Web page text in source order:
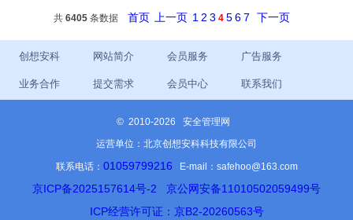
共6405 条数据首页 上一页 1 2 3 4 567 下一页
创想安科 网站简介 会员服务 广告服务
业务合作 提交需求 会员中心 联系我们
© 2010-2026 安全管理网
运营单位：北京创想安科科技有限公司
联系电话： 01059799216 E-mail：safehoo@163.com
京ICP备2025157614号-2
京公网安备11010502059499号
ICP经营许可证：京B2-20260563号